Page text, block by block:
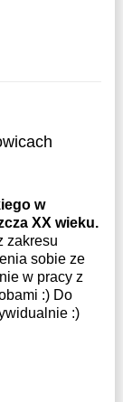
w
XX wieku.
zakresu
sobie ze
w pracy z
:) Do
:)